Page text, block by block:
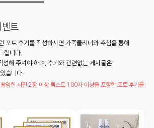
벤트
포토 후기를 작성하시면 가죽클리너와 추첨을 통해
립니다.
해 주셔야 하며, 후기와 관련없는 게시물은
습니다.
영한 사진 2장 이상 텍스트 100자 이상을 포함한 포토 후기를